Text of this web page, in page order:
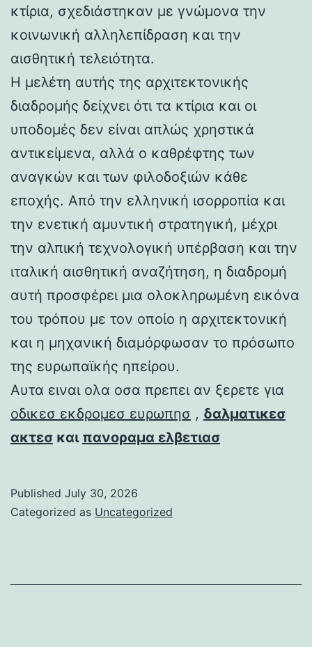
κτίρια, σχεδιάστηκαν με γνώμονα την
κοινωνική αλληλεπίδραση και την
αισθητική τελειότητα.
Η μελέτη αυτής της αρχιτεκτονικής
διαδρομής δείχνει ότι τα κτίρια και οι
υποδομές δεν είναι απλώς χρηστικά
αντικείμενα, αλλά ο καθρέφτης των
αναγκών και των φιλοδοξιών κάθε
εποχής. Από την ελληνική ισορροπία και
την ενετική αμυντική στρατηγική, μέχρι
την αλπική τεχνολογική υπέρβαση και την
ιταλική αισθητική αναζήτηση, η διαδρομή
αυτή προσφέρει μια ολοκληρωμένη εικόνα
του τρόπου με τον οποίο η αρχιτεκτονική
και η μηχανική διαμόρφωσαν το πρόσωπο
της ευρωπαϊκής ηπείρου.
Αυτα ειναι ολα οσα πρεπει αν ξερετε για
οδικεσ εκδρομεσ ευρωπησ , δαλματικεσ
ακτεσ και πανοραμα ελβετιασ
Published July 30, 2026
Categorized as Uncategorized